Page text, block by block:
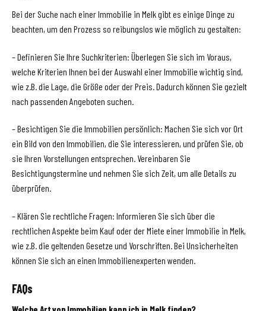
Bei der Suche nach einer Immobilie in Melk gibt es einige Dinge zu
beachten, um den Prozess so reibungslos wie möglich zu gestalten:
– Definieren Sie Ihre Suchkriterien: Überlegen Sie sich im Voraus,
welche Kriterien Ihnen bei der Auswahl einer Immobilie wichtig sind,
wie z.B. die Lage, die Größe oder der Preis. Dadurch können Sie gezielt
nach passenden Angeboten suchen.
– Besichtigen Sie die Immobilien persönlich: Machen Sie sich vor Ort
ein Bild von den Immobilien, die Sie interessieren, und prüfen Sie, ob
sie Ihren Vorstellungen entsprechen. Vereinbaren Sie
Besichtigungstermine und nehmen Sie sich Zeit, um alle Details zu
überprüfen.
– Klären Sie rechtliche Fragen: Informieren Sie sich über die
rechtlichen Aspekte beim Kauf oder der Miete einer Immobilie in Melk,
wie z.B. die geltenden Gesetze und Vorschriften. Bei Unsicherheiten
können Sie sich an einen Immobilienexperten wenden.
FAQs
Welche Art von Immobilien kann ich in Melk finden?